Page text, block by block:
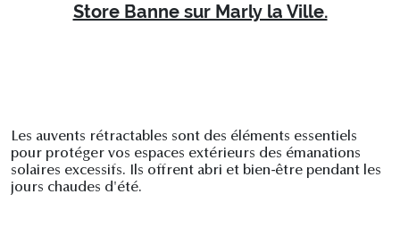
Store Banne sur Marly la Ville.
Les auvents rétractables sont des éléments essentiels
pour protéger vos espaces extérieurs des émanations
solaires excessifs. Ils offrent abri et bien-être pendant les
jours chaudes d'été.